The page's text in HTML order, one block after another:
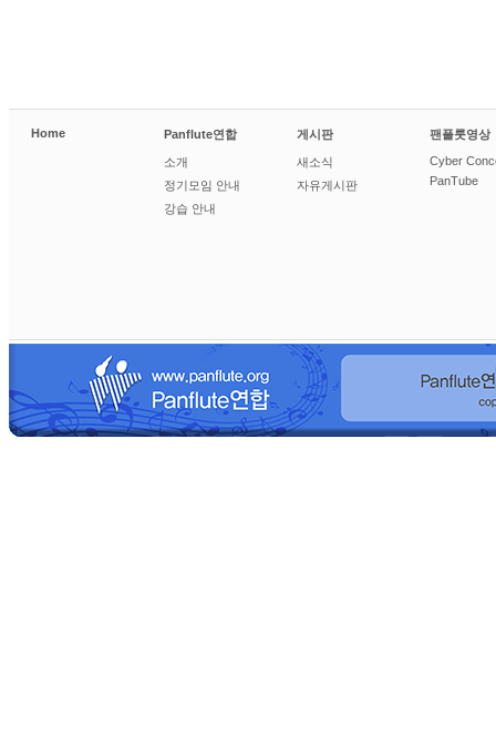
Home Panflute연합
소개
정기모임 안내
강습 안내
게시판
새소식
자유게시판
팬플룻영상
Cyber
PanTube